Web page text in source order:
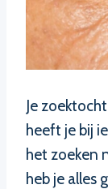
Je
heeft je bij
het zoeken
heb je alles